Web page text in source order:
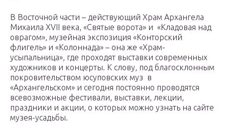
В Восточной части – действующий Храм Архангела
Михаила XVII века, «Святые ворота» и «Кладовая над
оврагом», музейная экспозиция «Конторский
флигель» и «Колоннада» – она же «Храм-
усыпальница», где проходят выставки современных
художников и концерты. К слову, под благосклонным
покровительством юсуповских муз в
«Архангельском» и сегодня постоянно проводятся
всевозможные фестивали, выставки, лекции,
праздники и акции, о которых можно узнать на сайте
музея-усадьбы.